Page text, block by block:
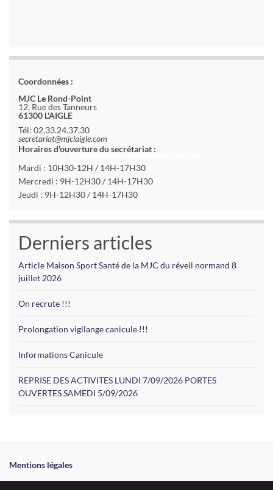
Coordonnées :
MJC Le Rond-Point
12, Rue des Tanneurs
61300 L'AIGLE
Tél: 02.33.24.37.30
secretariat@mjclaigle.com
Horaires d'ouverture du secrétariat :
Fermé pendant les congés scolaires
Mardi : 10H30-12H / 14H-17H30
Mercredi : 9H-12H30 / 14H-17H30
Jeudi : 9H-12H30 / 14H-17H30
Derniers articles
Article Maison Sport Santé de la MJC du réveil normand 8
juillet 2026
On recrute !!!
Prolongation vigilange canicule !!!
Informations Canicule
REPRISE DES ACTIVITES LUNDI 7/09/2026 PORTES
OUVERTES SAMEDI 5/09/2026
Mentions légales